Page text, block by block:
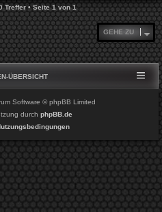
Treffer • Seite1von1
GEHE ZU
ÜBERSICHT
Software © phpBB Limited
durch phpBB.de